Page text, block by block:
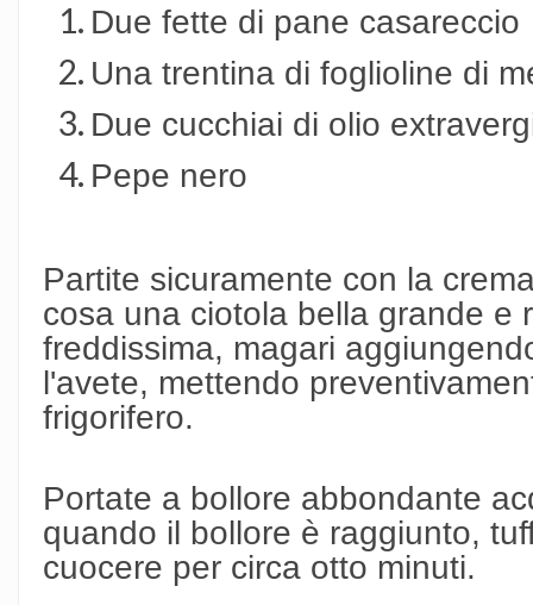
Due fette di pane casareccio
Una trentina di foglioline di
Due cucchiai di olio
Pepe nero
Partite sicuramente con la
cosa una ciotola bella grande e
freddissima, magari
l'avete, mettendo
frigorifero.
Portate a bollore abbondante
quando il bollore è raggiunto,
cuocere per circa otto minuti.